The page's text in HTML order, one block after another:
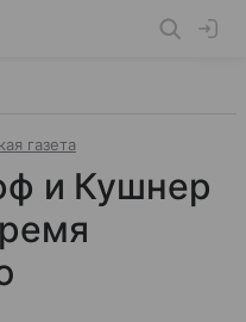
газета
и Кушнер